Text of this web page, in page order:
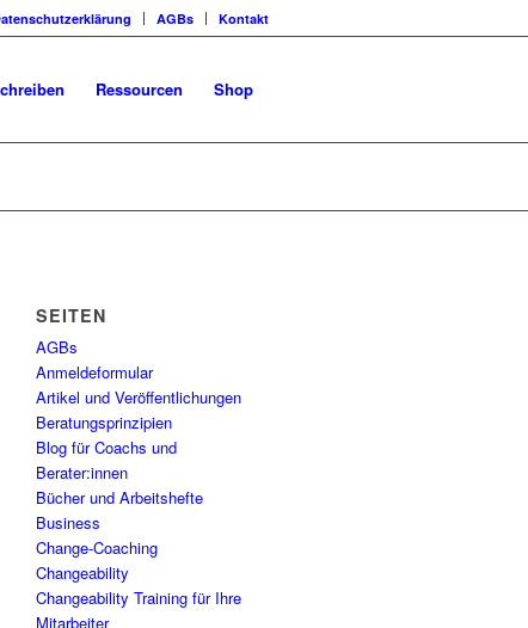
AGBs Kontakt
Ressourcen Shop
SEITEN
AGBs
Anmeldeformular
Artikel und Veröffentlichungen
Beratungsprinzipien
Blog für Coachs und
Berater:innen
Bücher und Arbeitshefte
Business
Change-Coaching
Changeability
Changeability Training für Ihre
Mitarbeiter